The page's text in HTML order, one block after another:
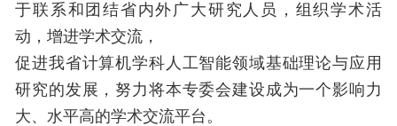
于联系和团结省内外广大研究人员，组织学术活
动，增进学术交流，
促进我省计算机学科人工智能领域基础理论与应用
研究的发展，努力将本专委会建设成为一个影响力
大、水平高的学术交流平台。